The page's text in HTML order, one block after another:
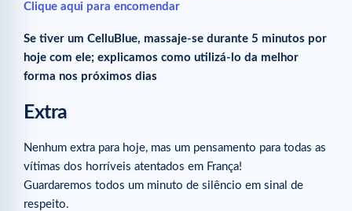
Clique aqui para encomendar
Se tiver um CelluBlue, massaje-se durante 5 minutos por
hoje com ele; explicamos como utilizá-lo da melhor
forma nos próximos dias
Extra
Nenhum extra para hoje, mas um pensamento para todas as
vítimas dos horríveis atentados em França!
Guardaremos todos um minuto de silêncio em sinal de
respeito.